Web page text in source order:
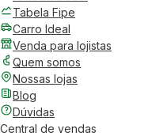
Tabela Fipe
Carro Ideal
Venda para lojistas
Quem somos
Nossas lojas
Blog
Dúvidas
Central de vendas